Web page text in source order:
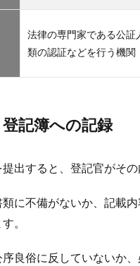
法律の専門家である公証
類の認証などを行う機関
記簿への記録
出すると、登記官がその
に不備がないか、記載
。
良俗に反していないか